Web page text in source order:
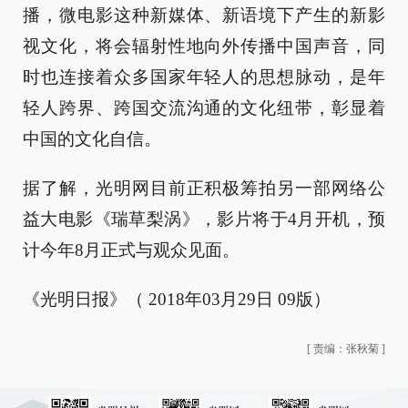
播，微电影这种新媒体、新语境下产生的新影
视文化，将会辐射性地向外传播中国声音，同
时也连接着众多国家年轻人的思想脉动，是年
轻人跨界、跨国交流沟通的文化纽带，彰显着
中国的文化自信。
据了解，光明网目前正积极筹拍另一部网络公
益大电影《瑞草梨涡》，影片将于4月开机，预
计今年8月正式与观众见面。
《光明日报》（ 2018年03月29日 09版）
[ 责编：张秋菊 ]